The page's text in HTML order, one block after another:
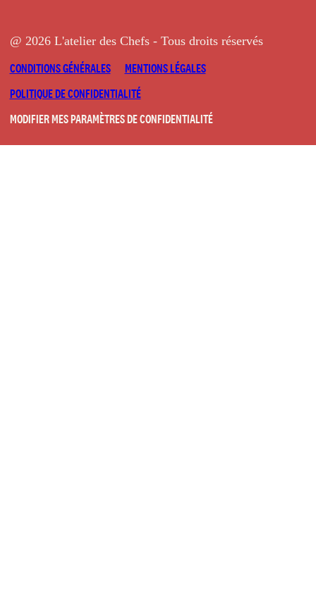
@ 2026 L'atelier des Chefs - Tous droits réservés
CONDITIONS GÉNÉRALES
MENTIONS LÉGALES
POLITIQUE DE CONFIDENTIALITÉ
MODIFIER MES PARAMÈTRES DE CONFIDENTIALITÉ